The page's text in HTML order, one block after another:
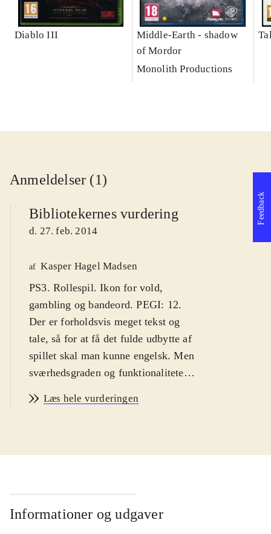
Diablo III
Middle-Earth - shadow
of Mordor
Monolith Productions
Anmeldelser (1)
Bibliotekernes vurdering
d. 27. feb. 2014
af Kasper Hagel Madsen
PS3. Rollespil. Ikon for vold,
gambling og bandeord. PEGI: 12.
Der er forholdsvis meget tekst og
tale, så for at få det fulde udbytte af
spillet skal man kunne engelsk. Men
sværhedsgraden og funktionaliteten
aldersgruppen er 8 år.
Spillene har fået en makeover i flot
eventyrverden til at træde ny og
spændende frem. Man er
teenagedrengen Lloyd. Med på sine
Læs hele vurderingen
Informationer og udgaver
Feedback